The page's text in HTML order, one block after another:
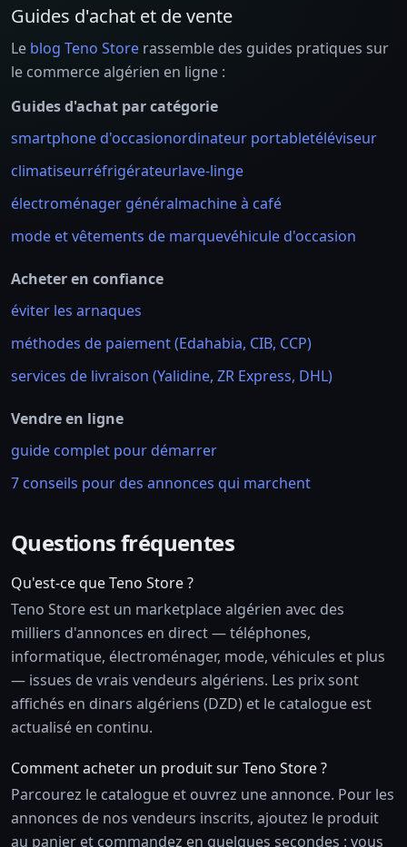
Guides d'achat et de vente
Le blog Teno Store rassemble des guides pratiques sur
le commerce algérien en ligne :
Guides d'achat par catégorie
smartphone d'occasionordinateur portabletéléviseur
climatiseurréfrigérateurlave-linge
électroménager généralmachine à café
mode et vêtements de marquevéhicule d'occasion
Acheter en confiance
éviter les arnaques
méthodes de paiement (Edahabia, CIB, CCP)
services de livraison (Yalidine, ZR Express, DHL)
Vendre en ligne
guide complet pour démarrer
7 conseils pour des annonces qui marchent
Questions fréquentes
Qu'est-ce que Teno Store ?
Teno Store est un marketplace algérien avec des
milliers d'annonces en direct — téléphones,
informatique, électroménager, mode, véhicules et plus
— issues de vrais vendeurs algériens. Les prix sont
affichés en dinars algériens (DZD) et le catalogue est
actualisé en continu.
Comment acheter un produit sur Teno Store ?
Parcourez le catalogue et ouvrez une annonce. Pour les
annonces de nos vendeurs inscrits, ajoutez le produit
au panier et commandez en quelques secondes : vous